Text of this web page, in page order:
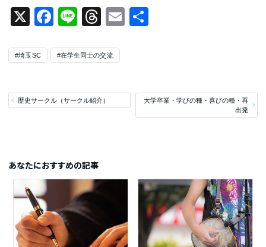
X Facebook
LineThreads
Email
#埼玉SC #在学生同士の交流
歴史サークル（サークル紹介）
大学卒業・学びの種・喜びの種・再
出発
あなたにおすすめの記事